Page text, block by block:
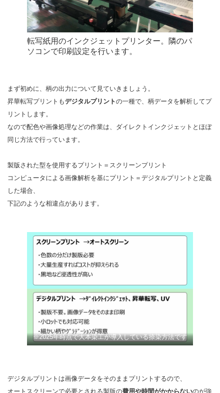
転写紙用のインクジェットプリンター。隣のパ
ソコンで印刷設定を行います。
まず初めに、柄の出力について見ていきましょう。
昇華転写プリントもデジタルプリントの一種で、柄データを解析してプ
リントします。
なので配色や画像処理などの作業は、ダイレクトインクジェットとほぼ
同じ方法で行っています。
製版された型を使用するプリント＝スクリーンプリント
コンピュータによる画像解析を基にプリント＝デジタルプリントと定義
した場合、
下記のような相違点があります。
※2025年時点で大本染工が導入している捺染方法です
デジタルプリントは画像データをそのままプリントするので、
オートスクリーンで必要とされる製版の費用や時間がかからないのが強